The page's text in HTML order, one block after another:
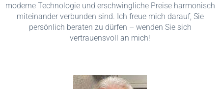
moderne Technologie und erschwingliche Preise harmonisch
miteinander verbunden sind. Ich freue mich darauf, Sie
persönlich beraten zu dürfen – wenden Sie sich
vertrauensvoll an mich!